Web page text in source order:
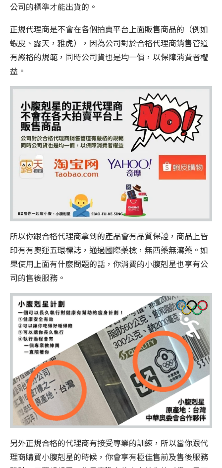
公司的標準才能出貨的。
正規代理商是不會在各個拍賣平台上面販售商品的（例如
蝦皮、露天，雅虎），因為公司對於合格代理商銷售管道
有嚴格的規範，同時公司貨也是均一價，以保障消費者權
益。
所以你跟合格代理商拿到的產品會有品質保證，商品上皆
印有有奧運五環標誌，通過國際藥檢，無西藥無瀉藥。如
果使用上面有什麼問題的話，你消費的小腹剋星也享有公
司的售後服務。
另外正規合格的代理商有接受專業的訓練，所以當你跟代
理商購買小腹剋星的時候，你會享有極佳售前及售後服務